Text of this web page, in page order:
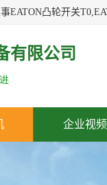
有限公司
企业视频